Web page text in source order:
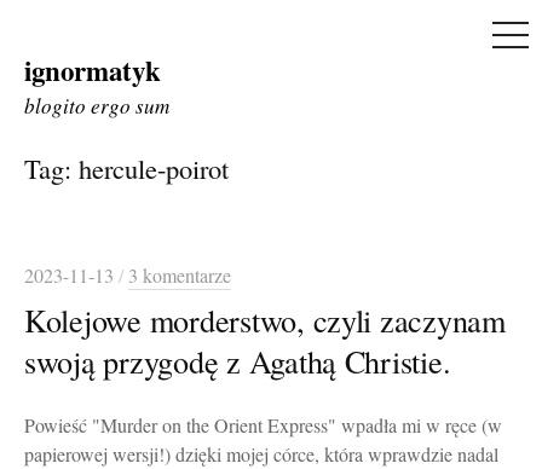
Skip
to
ignormatyk
blogito ergo sum
Tag: hercule-poirot
2023-11-13 / 3 komentarze
Kolejowe morderstwo, czyli zaczynam
swoją przygodę z Agathą Christie.
Powieść "Murder on the Orient Express" wpadła mi w ręce (w
papierowej wersji!) dzięki mojej córce, która wprawdzie nadal